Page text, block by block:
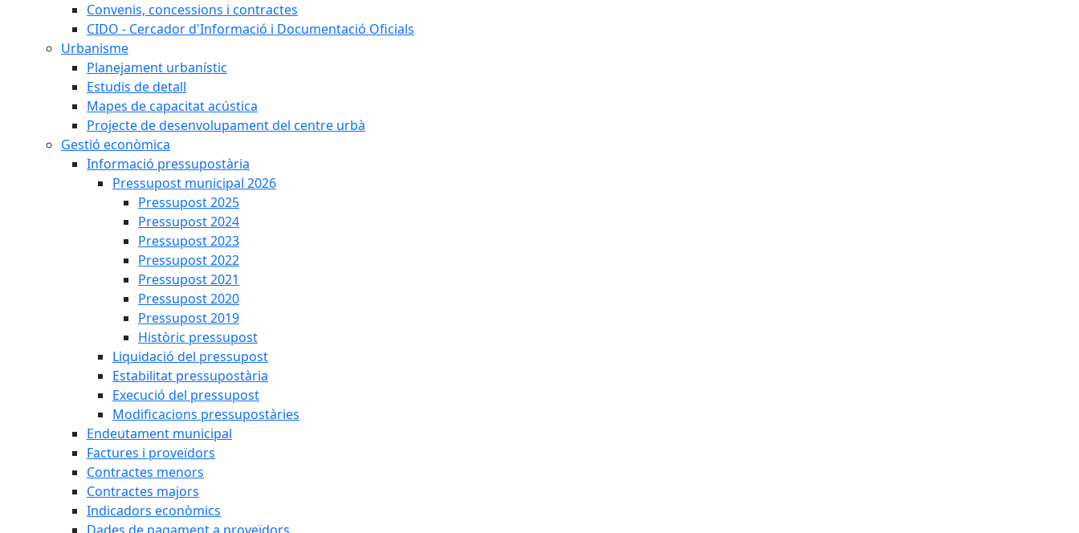
Convenis, concessions i contractes
CIDO - Cercador d'Informació i Documentació Oficials
Urbanisme
Planejament urbanístic
Estudis de detall
Mapes de capacitat acústica
Projecte de desenvolupament del centre urbà
Gestió econòmica
Informació pressupostària
Pressupost municipal 2026
Pressupost 2025
Pressupost 2024
Pressupost 2023
Pressupost 2022
Pressupost 2021
Pressupost 2020
Pressupost 2019
Històric pressupost
Liquidació del pressupost
Estabilitat pressupostària
Execució del pressupost
Modificacions pressupostàries
Endeutament municipal
Factures i proveïdors
Contractes menors
Contractes majors
Indicadors econòmics